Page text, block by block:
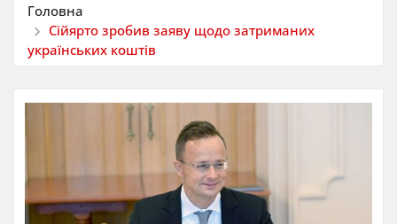
Головна
Сійярто зробив заяву щодо затриманих
українських коштів